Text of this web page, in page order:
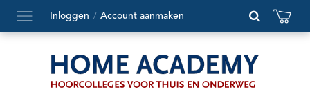
Hoofdmenu
openen
Inloggen / Account aanmaken